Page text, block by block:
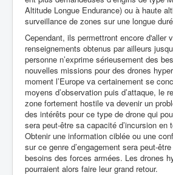
Altitude Longue Endurance) ou à haute
surveillance de zones sur une longue
Cependant, ils permettront encore d'aller
renseignements obtenus par ailleurs
personne n’exprime sérieusement des
nouvelles missions pour des drones
moment l’Europe va certainement se
moyens d’observation puis d’attaque, le
zone fortement hostile va devenir un
des intérêts pour ce type de drone qui
sera peut-être sa capacité d’incursion en
Obtenir une information ciblée ou une
sur ce genre d’engagement sera peut-
besoins des forces armées. Les drones
pourraient alors faire leur grand retour.